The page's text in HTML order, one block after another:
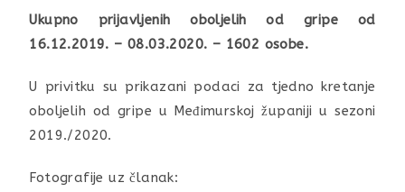
Ukupno prijavljenih oboljelih od gripe od
16.12.2019. – 08.03.2020. – 1602 osobe.
U privitku su prikazani podaci za tjedno kretanje
oboljelih od gripe u Međimurskoj županiji u sezoni
2019./2020.
Fotografije uz članak: